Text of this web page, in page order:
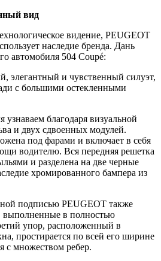
вид
видение, PEUGEOT
наследие бренда. Дань
автомобиля 504 Coupé:
элегантный и чувственный силуэт,
с большими остекленными
благодаря визуальной
и двух сдвоенных модулей.
под фарами и включает в себя
водителю. Вся передняя решетка
и разделена на две черные
хромированного бампера из
подписью PEUGEOT также
выполненные в полностью
упор, расположенный в
простирается по всей его ширине
с множеством ребер.